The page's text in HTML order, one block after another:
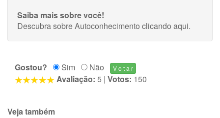
Saiba mais sobre você!
Descubra sobre Autoconhecimento clicando aqui.
Gostou? Sim
Não
Avaliação: 5 | Votos: 150
Veja também